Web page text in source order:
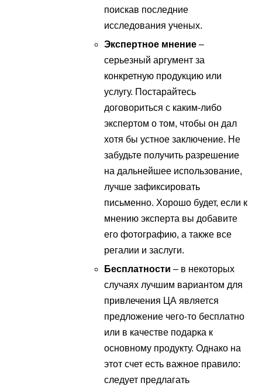
поискав последние
исследования ученых.
Экспертное мнение –
серьезный аргумент за
конкретную продукцию или
услугу. Постарайтесь
договориться с каким-либо
экспертом о том, чтобы он дал
хотя бы устное заключение. Не
забудьте получить разрешение
на дальнейшее использование,
лучше зафиксировать
письменно. Хорошо будет, если к
мнению эксперта вы добавите
его фотографию, а также все
регалии и заслуги.
Бесплатности – в некоторых
случаях лучшим вариантом для
привлечения ЦА является
предложение чего-то бесплатно
или в качестве подарка к
основному продукту. Однако на
этот счет есть важное правило:
следует предлагать